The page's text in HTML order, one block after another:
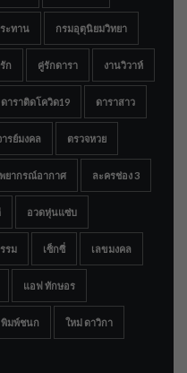
ะทาน กรมอุตุนิยมวิทยา
ก คู่รักดารา งานวิวาห์
ดาราติดโควิด19 ดาราสาว
รย์มงคล ตรวจหวย
พยากรณ์อากาศ ละครช่อง 3
อวดหุ่นแซ่บ
รม เซ็กซี่ เลขมงคล
แอฟ ทักษอร
พิมพ์ชนก ใหม่ ดาวิกา